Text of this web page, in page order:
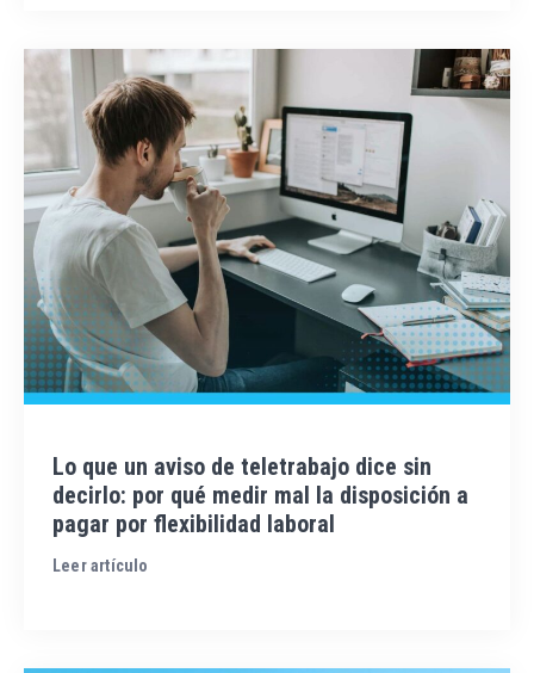
Lo que un aviso de teletrabajo dice sin
decirlo: por qué medir mal la disposición a
pagar por flexibilidad laboral
Leer artículo